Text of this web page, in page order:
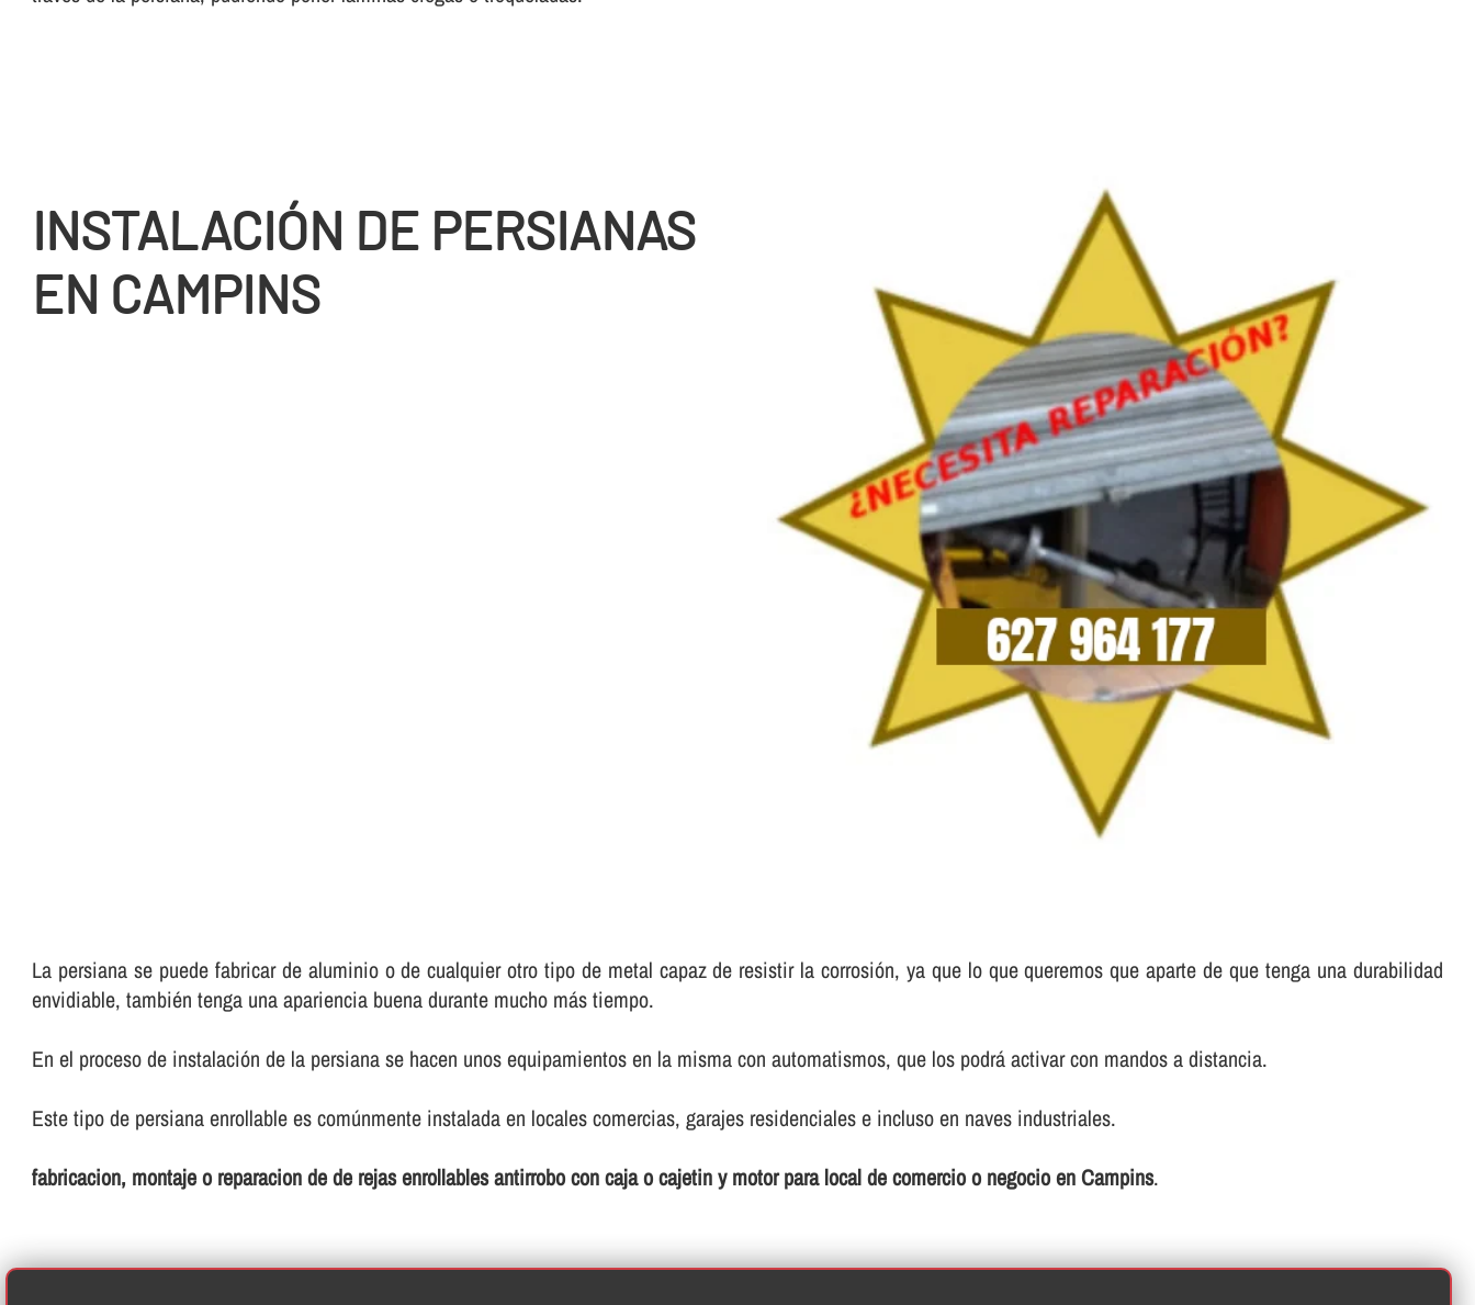
INSTALACIÓN DE PERSIANAS
EN CAMPINS
La persiana se puede fabricar de aluminio o de cualquier otro tipo de metal capaz de resistir la corrosión, ya que lo que queremos que aparte de que tenga una durabilidad
envidiable, también tenga una apariencia buena durante mucho más tiempo.
En el proceso de instalación de la persiana se hacen unos equipamientos en la misma con automatismos, que los podrá activar con mandos a distancia.
Este tipo de persiana enrollable es comúnmente instalada en locales comercias, garajes residenciales e incluso en naves industriales.
fabricacion, montaje o reparacion de de rejas enrollables antirrobo con caja o cajetin y motor para local de comercio o negocio en Campins.